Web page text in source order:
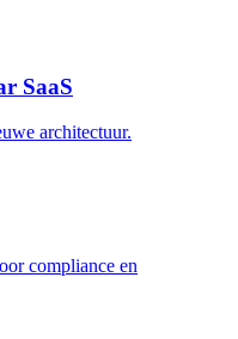
SaaS
architectuur.
compliance en